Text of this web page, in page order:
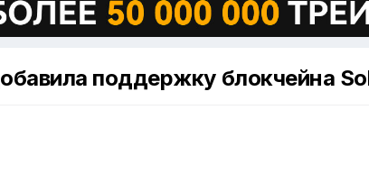
поддержку блокчейна